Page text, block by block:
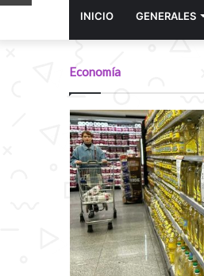
INICIO GENERALES
Economía